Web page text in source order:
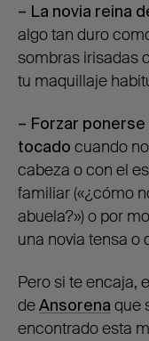
– La novia reina
algo tan duro
sombras irisadas
tu maquillaje
– Forzar
tocado cuando
cabeza o con el
familiar («¿cómo
abuela?») o por
una novia tensa o
Pero si te encaja,
deAnsorena que
encontrado esta